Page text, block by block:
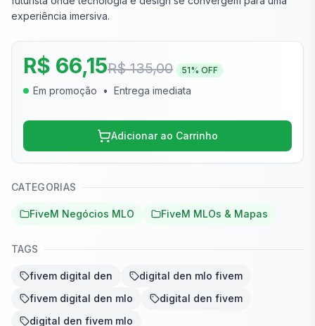
experiência imersiva.
R$ 66,15R$ 135,00 51% OFF
Em promoção • Entrega imediata
Adicionar ao Carrinho
CATEGORIAS
FiveM Negócios MLO FiveM MLOs & Mapas
TAGS
fivem digital den
digital den mlo fivem
fivem digital den mlo
digital den fivem
digital den fivem mlo